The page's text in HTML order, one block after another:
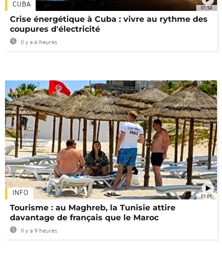
01:54
CUBA
Crise énergétique à Cuba : vivre au rythme des
coupures d'électricité
Il y a 6 heures
01:01
INFO
Tourisme : au Maghreb, la Tunisie attire
davantage de français que le Maroc
Il y a 9 heures